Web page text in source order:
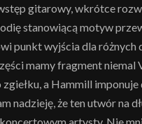
gitarowy, wkrótce
stanowiącą motyw
punkt wyjścia dla różnych
mamy fragment niemal
a Hammill imponuje
nadzieję, że ten utwór na